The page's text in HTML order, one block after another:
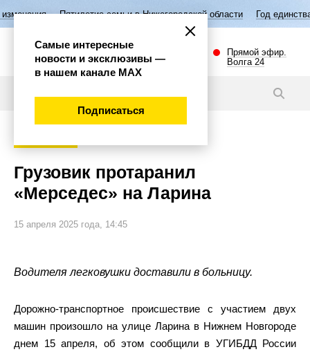
Пятилетие семьи в Нижегородской области Год единства народов
Прямой эфир.
Волга 24
Грузовик протаранил
«Мерседес» на Ларина
15 апреля 2025 года, 14:45
Водителя легковушки доставили в больницу.
Дорожно-транспортное происшествие с участием двух
машин произошло на улице Ларина в Нижнем Новгороде
днем 15 апреля, об этом сообщили в УГИБДД России
Самые интересные
новости и эксклюзивы —
в нашем канале МАХ
Подписаться